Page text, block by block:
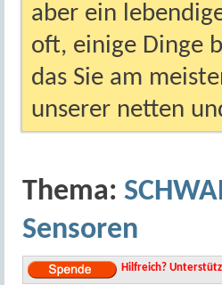
aber ein
oft, einige Dinge
das Sie am
unserer netten
Thema:
Sensoren
Hilfreich?